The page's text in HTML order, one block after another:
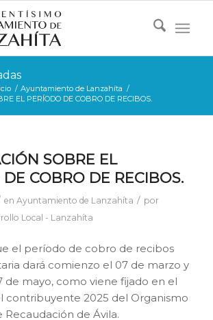
/ Ayuntamiento de Lanzahíta /
EL PERÍODO DE COBRO DE RECIBOS.
SOBRE EL
COBRO DE RECIBOS.
en Ayuntamiento de Lanzahíta / por
Local - Lanzahíta
el período de cobro de recibos
dará comienzo el 07 de marzo y
de mayo, como viene fijado en el
contribuyente 2025 del Organismo
de Ávila.